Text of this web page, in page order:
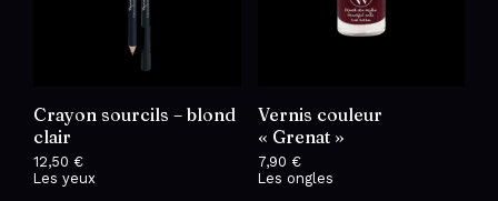
Crayon sourcils – blond
clair
12,50 €
Les yeux
Vernis couleur
« Grenat »
7,90 €
Les ongles